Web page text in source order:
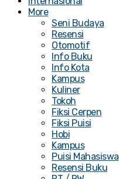
More
Seni Budaya
Resensi
Otomotif
Info Buku
Info Kota
Kampus
Kuliner
Tokoh
Fiksi Cerpen
Fiksi Puisi
Hobi
Kampus
Puisi Mahasiswa
Resensi Buku